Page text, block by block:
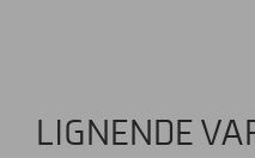
LIGNENDE